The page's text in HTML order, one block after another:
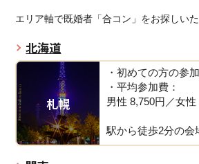
エリア軸で既婚者「合コン」をお探しいた
北海道
札幌
・初めての方の参
・平均参加費：
男性 8,750円／女性
駅から徒歩2分の会